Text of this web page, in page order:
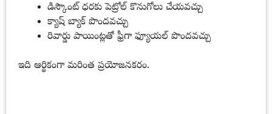
డిస్కౌంట్ ధరకు పెట్రోల్ కొనుగోలు చేయవచ్చు
క్యాష్ బ్యాక్ పొందవచ్చు
రివార్డు పాయింట్లతో ఫ్రీగా ఫ్యూయల్ పొందవచ్చు
ఇది ఆర్థికంగా మరింత ప్రయోజనకరం.